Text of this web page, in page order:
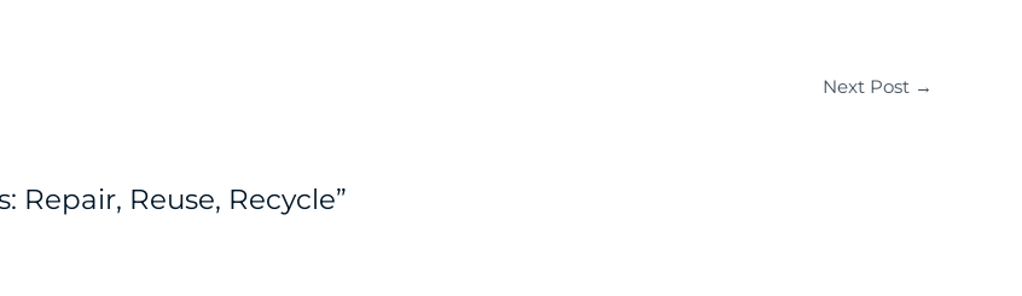
Next Post →
Reuse, Recycle”